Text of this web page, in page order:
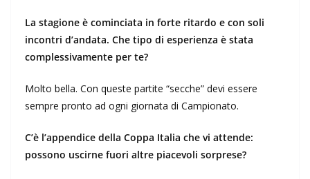
La stagione è cominciata in forte ritardo e con soli
incontri d’andata. Che tipo di esperienza è stata
complessivamente per te?
Molto bella. Con queste partite “secche” devi essere
sempre pronto ad ogni giornata di Campionato.
C’è l’appendice della Coppa Italia che vi attende:
possono uscirne fuori altre piacevoli sorprese?